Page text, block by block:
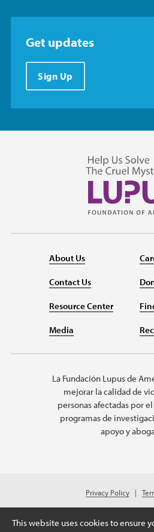
Get updates
Sign Up
About Us
Contact Us
Resource Center
Media
La Fundación Lupus de
mejorar la calidad de
personas afectadas por
programas de
apoyo y
Privacy Policy
© 2026 Lupus Foundation of
Charitable organization with 501(c)(3)
This website uses cookies to ensure